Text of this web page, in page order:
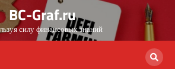
BC-Graf.ru
силу финансовых знаний